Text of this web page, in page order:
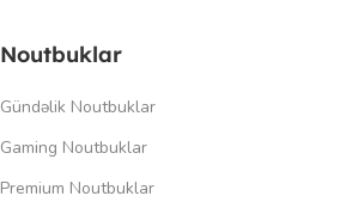
Noutbuklar
Gündəlik Noutbuklar
Gaming Noutbuklar
Premium Noutbuklar